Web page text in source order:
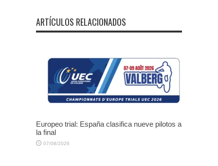
ARTÍCULOS RELACIONADOS
Europeo trial: España clasifica nueve pilotos a
la final
07/08/2026